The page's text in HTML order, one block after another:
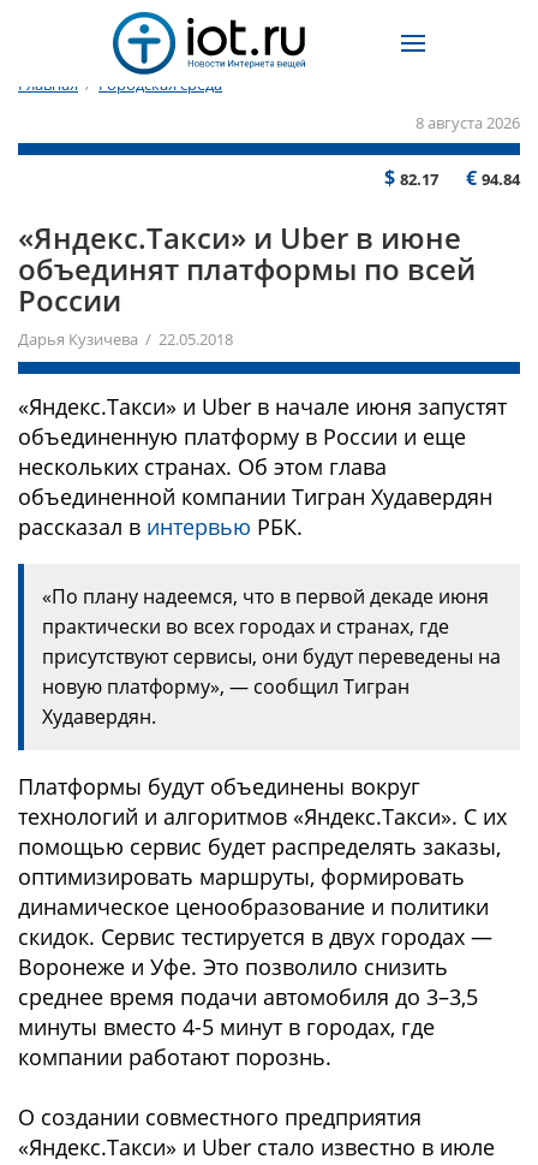
Главная / Городская среда
8 августа 2026
$ 82.17 € 94.84
«Яндекс.Такси» и Uber в июне
объединят платформы по всей
России
Дарья Кузичева / 22.05.2018
«Яндекс.Такси» и Uber в начале июня запустят
объединенную платформу в России и еще
нескольких странах. Об этом глава
объединенной компании Тигран Худавердян
рассказал в интервью РБК.
«По плану надеемся, что в первой декаде июня
практически во всех городах и странах, где
присутствуют сервисы, они будут переведены на
новую платформу», — сообщил Тигран
Худавердян.
Платформы будут объединены вокруг
технологий и алгоритмов «Яндекс.Такси». С их
помощью сервис будет распределять заказы,
оптимизировать маршруты, формировать
динамическое ценообразование и политики
скидок. Сервис тестируется в двух городах —
Воронеже и Уфе. Это позволило снизить
среднее время подачи автомобиля до 3–3,5
минуты вместо 4-5 минут в городах, где
компании работают порознь.
О создании совместного предприятия
«Яндекс.Такси» и Uber стало известно в июле